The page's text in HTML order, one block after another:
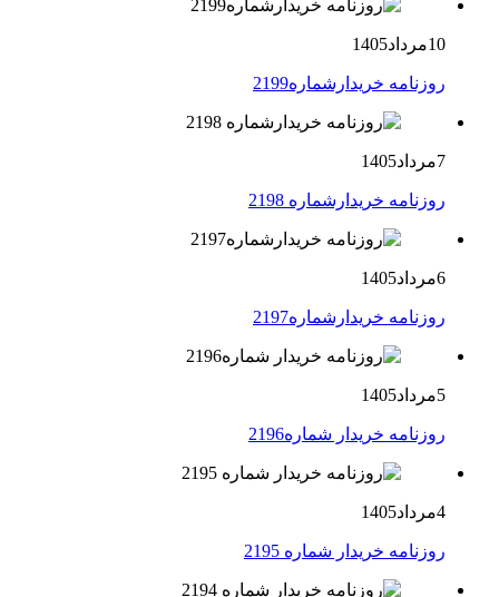
10مرداد1405
روزنامه خریدارشماره2199
7مرداد1405
روزنامه خریدارشماره 2198
6مرداد1405
روزنامه خریدارشماره2197
5مرداد1405
روزنامه خریدار شماره2196
4مرداد1405
روزنامه خریدار شماره 2195